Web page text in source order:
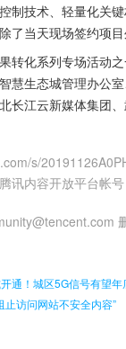
制技术、轻量化关
了当天现场签约项
转化系列专场活动
慧生态城管理办公
长江云新媒体集团
s/
讯内容开放平台帐
通！城区5G信号有望
访问网站不安全内容”